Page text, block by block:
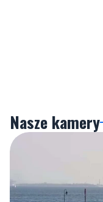
Nasze kamery